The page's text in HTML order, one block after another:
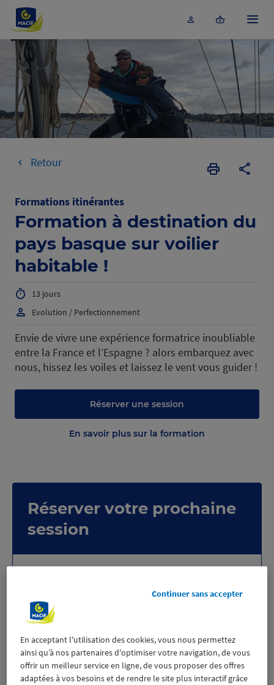
Accéder au contenu principal
Menu
Retour
ImprimerCopier
Formation à destination du
pays basque sur voilier
habitable !
Formations itinérantes
13 jours
Evolution / Perfectionnement
Envie de vivre une expérience formatrice inoubliable
entre la France et l’Espagne ? alors embarquez avec
nous, hissez les voiles et laissez le vent vous guider !
Réserver une session
En savoir plus sur la formation
Réserver votre prochaine
session
réservation en ligne. Veuillez contacter un
conseiller MCV par téléphone pour en savoir
plus.
Nous contacter
En acceptant l'utilisation des cookies, vous nous permettez
ainsi qu’à nos partenaires d'optimiser votre navigation, de vous
offrir un meilleur service en ligne, de vous proposer des offres
adaptées à vos besoins et de rendre le site plus interactif grâce
Continuer sans accepter